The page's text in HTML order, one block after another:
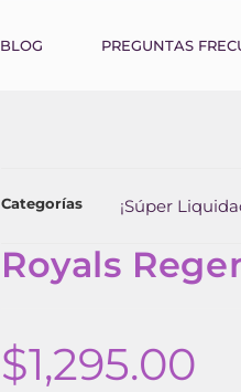
BLOG PREGUNTAS
Categorías ¡Súper
Royals
$1,295.00